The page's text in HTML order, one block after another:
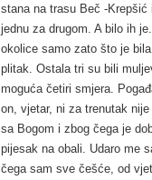
stana na trasu Beč -Krepšić
jednu za drugom. A bilo ih
okolice samo zato što je
plitak. Ostala tri su bili
moguća četiri smjera.
on, vjetar, ni za trenutak
sa Bogom i zbog čega je
pijesak na obali. Udaro me
čega sam sve češće, od